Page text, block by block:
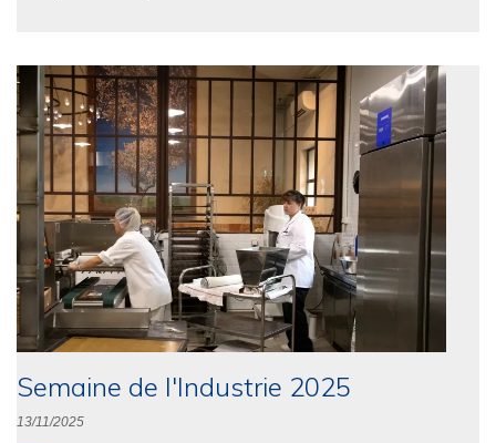
Semaine de l'Industrie 2025
13/11/2025